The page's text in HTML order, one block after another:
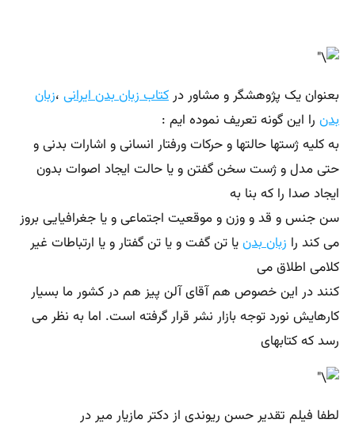
بعنوان یک پژوهشگر و مشاور در کتاب زبان بدن ایرانی ،زبان
بدن را این گونه تعریف نموده ایم :
به کلیه ژستها حالتها و حرکات ورفتار انسانی و اشارات بدنی و
حتی مدل و ژست سخن گفتن و یا حالت ایجاد اصوات بدون
ایجاد صدا را که بنا به
سن جنس و قد و وزن و موقعیت اجتماعی و یا جغرافیایی بروز
می کند را زبان بدنیا تن گفت و یا تن گفتار و یا ارتباطات غیر
کلامی اطلاق می
کنند در این خصوص هم آقای آلن پیز هم در کشور ما بسیار
کارهایش نورد توجه بازار نشر قرار گرفته است. اما به نظر می
رسد که کتابهای
لطفا فیلم تقدیر حسن ریوندی از دکتر مازیار میر در